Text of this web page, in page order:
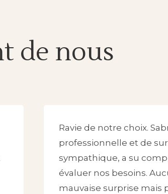
de nous
Ravie de notre choix.
professionnelle et de
sympathique, a su
évaluer nos besoins.
mauvaise surprise mais